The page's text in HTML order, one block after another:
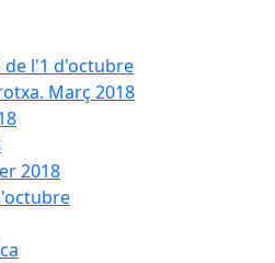
de l'1 d'octubre
Març 2018
2018